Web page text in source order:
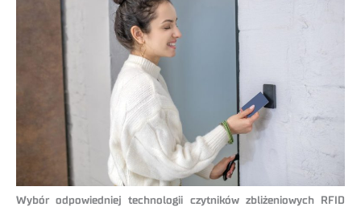
Wybór odpowiedniej technologii czytników zbliżeniowych RFID